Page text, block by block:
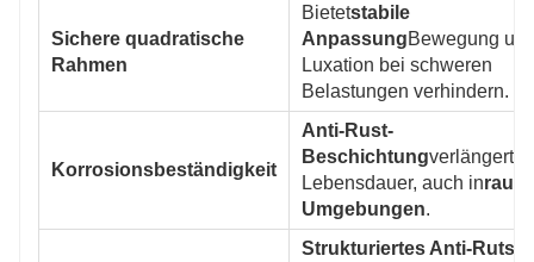
Sichere quadratische
Rahmen
Bietetstabile
AnpassungBewegung
Luxation bei schweren
Belastungen verhindern.
Korrosionsbeständigkeit
Anti-Rust-
Beschichtungverlängert
Lebensdauer, auch inraue
Umgebungen.
Strukturiertes Anti-